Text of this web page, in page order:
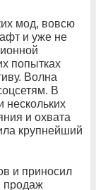
мод, вовсю
и уже не
попытках
Волна
В
нескольких
и охвата
крупнейший
и приносил
продаж